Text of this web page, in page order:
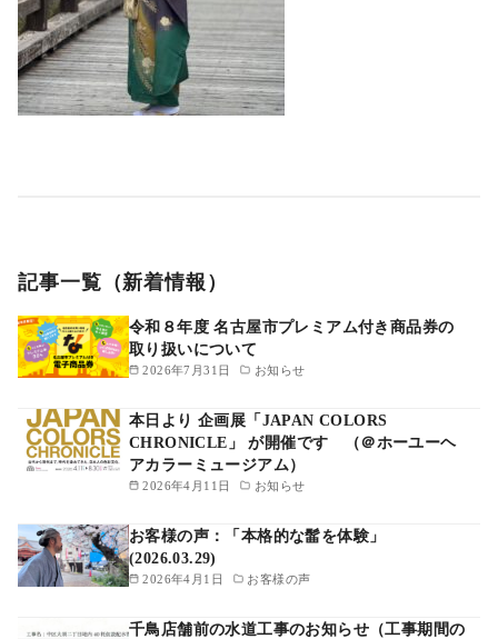
記事一覧（新着情報）
2026年7月31日 お知らせ
令和８年度 名古屋市プレミアム付き商品券の
取り扱いについて
2026年4月11日 お知らせ
本日より 企画展「JAPAN COLORS
CHRONICLE」 が開催です （＠ホーユーヘ
アカラーミュージアム）
2026年4月1日 お客様の声
お客様の声：「本格的な髷を体験」
(2026.03.29)
千鳥店舗前の水道工事のお知らせ（工事期間の